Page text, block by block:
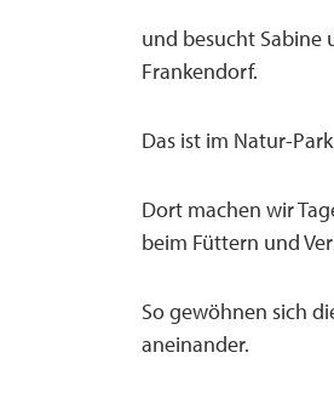
und besucht Sabine
Frankendorf.
Das ist im Natur-
Dort machen wir
beim Füttern und
So gewöhnen sich
aneinander.